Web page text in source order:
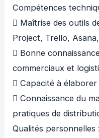
Compétences
 Maîtrise des outils
Project, Trello,
 Bonne
commerciaux et
 Capacité à
 Connaissance du
pratiques de
Qualités personnelles :